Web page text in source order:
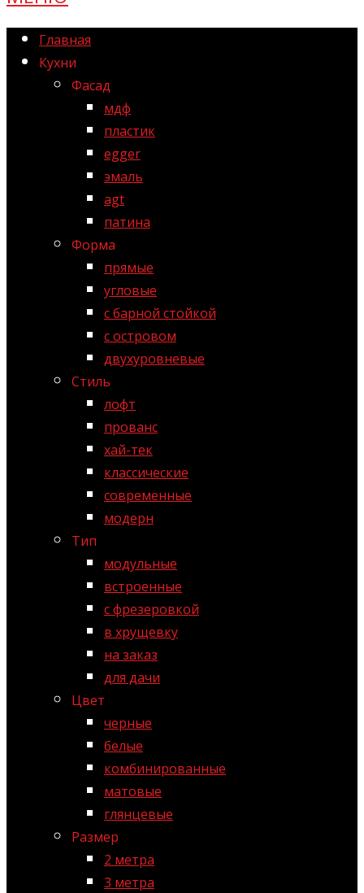
Главная
Кухни
Фасад
мдф
пластик
egger
эмаль
agt
патина
Форма
прямые
угловые
с барной стойкой
с островом
двухуровневые
Стиль
лофт
прованс
хай-тек
классические
современные
модерн
Тип
модульные
встроенные
с фрезеровкой
в хрущевку
на заказ
для дачи
Цвет
черные
белые
комбинированные
матовые
глянцевые
Размер
2 метра
3 метра